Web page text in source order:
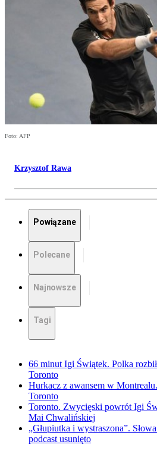
Foto: AFP
Krzysztof Rawa
Powiązane
Polecane
Najnowsze
Tagi
66 minut Igi Świątek. Polka
Toronto
Hurkacz z awansem w
Toronto
Toronto. Zwycięski powrót Igi
Mai Chwalińskiej
„Głupiutka i wystraszona”.
podcast usunięto